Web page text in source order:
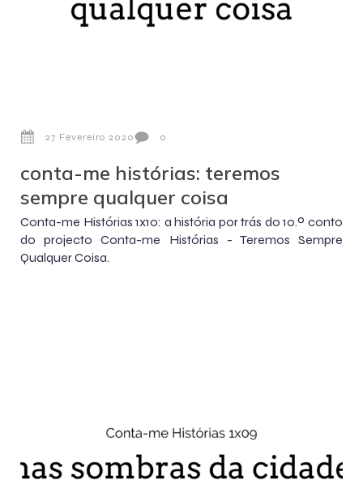
27 Fevereiro 2020 0
conta-me histórias: teremos
sempre qualquer coisa
Conta-me Histórias 1x10: a história por trás do 10.º conto
do projecto Conta-me Histórias - Teremos Sempre
Qualquer Coisa.